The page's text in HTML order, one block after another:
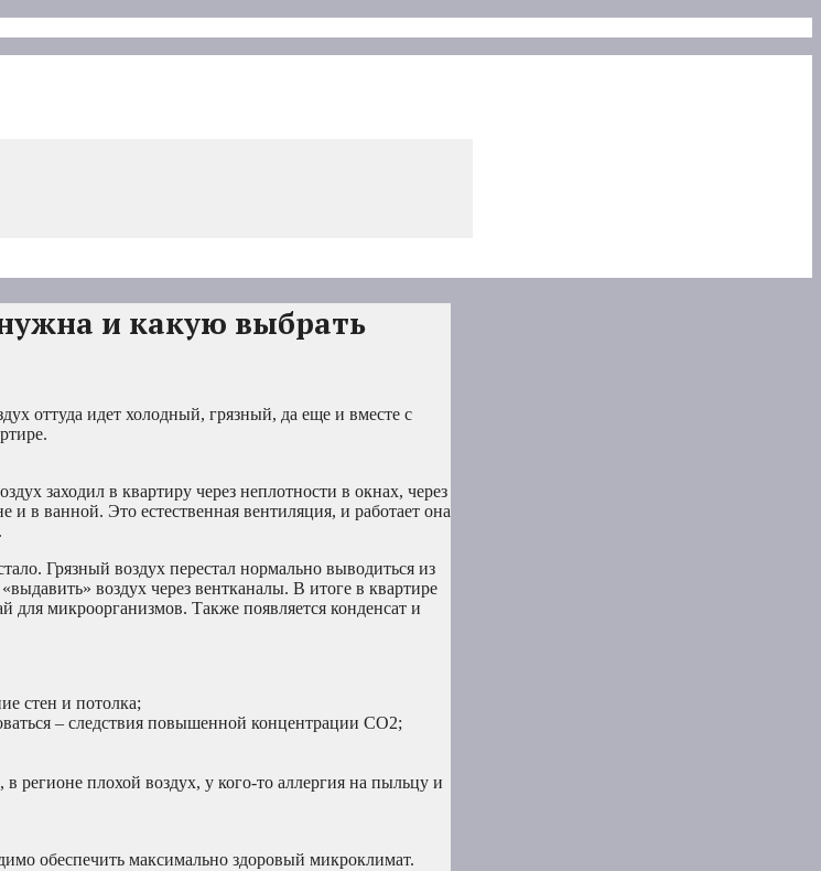
и какую выбрать
оттуда идет холодный, грязный, да еще и вместе с
заходил в квартиру через неплотности в окнах, через
в ванной. Это естественная вентиляция, и работает она
Грязный воздух перестал нормально выводиться из
воздух через вентканалы. В итоге в квартире
для микроорганизмов. Также появляется конденсат и
стен и потолка;
– следствия повышенной концентрации СО2;
регионе плохой воздух, у кого-то аллергия на пыльцу и
обеспечить максимально здоровый микроклимат.